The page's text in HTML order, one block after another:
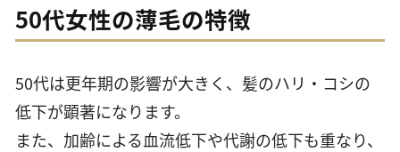
50代女性の薄毛の特徴
50代は更年期の影響が大きく、髪のハリ・コシの
低下が顕著になります。
また、加齢による血流低下や代謝の低下も重なり、